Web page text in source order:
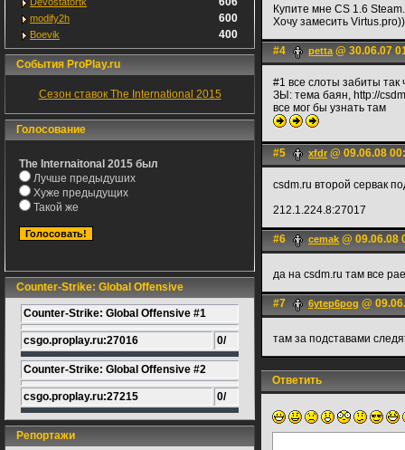
modify2h 600
Boevik 400
События ProPlay.ru
Сезон ставок The International 2015
Голосование
The Internaitonal 2015 был
Лучше предыдуших
Хуже предыдущих
Такой же
Counter-Strike: Global Offensive
Counter-Strike: Global Offensive #1
csgo.proplay.ru:27016 0/
Counter-Strike: Global Offensive #2
csgo.proplay.ru:27215 0/
Репортажи
Купите мне CS 1.6
Хочу замесить
#4 petta@ 30.06.07
#1 все слоты забиты так
ЗЫ: тема баян, http://
все мог бы узнать там
#5 xfdr @ 09.06.08
csdm.ru второй сервак
212.1.224.8:27017
#6 cemak @ 09.06.08
да на csdm.ru там все
#7 6ytep6pog @
там за подставами
Ответить